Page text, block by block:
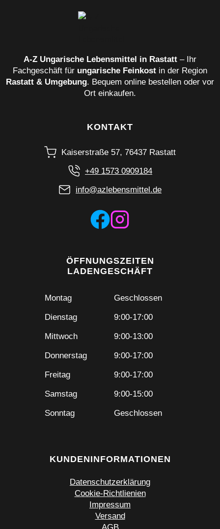
A‑Z Ungarische Lebensmittel in Rastatt – Ihr
Fachgeschäft für ungarische Feinkost in der Region
Rastatt & Umgebung. Bequem online bestellen oder vor
Ort einkaufen.
KONTAKT
Kaiserstraße 57, 76437 Rastatt
+49 1573 0909184
info@azlebensmittel.de
ÖFFNUNGSZEITEN
LADENGESCHÄFT
Montag Geschlossen
Dienstag 9:00-17:00
Mittwoch 9:00-13:00
Donnerstag 9:00-17:00
Freitag 9:00-17:00
Samstag 9:00-15:00
Sonntag Geschlossen
KUNDENINFORMATIONEN
Datenschutzerklärung
Cookie-Richtlienien
Impressum
Versand
AGB